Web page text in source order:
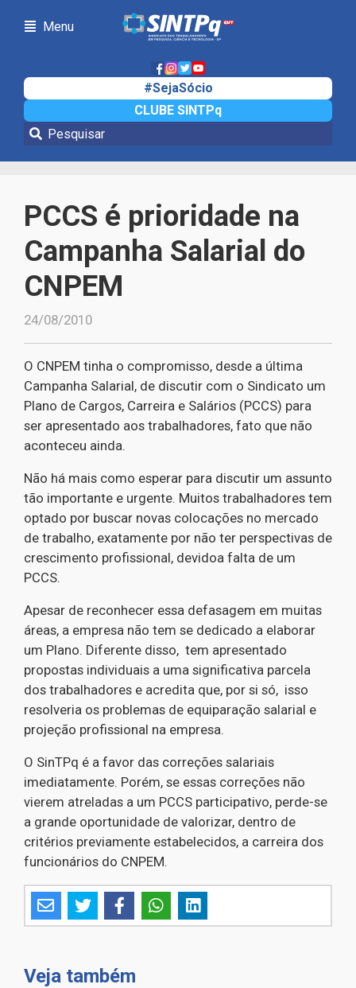
Menu
#SejaSócio
CLUBE SINTPq
Notícias
PCCS é prioridade na
Campanha Salarial do
CNPEM
24/08/2010
O CNPEM tinha o compromisso, desde a última
Campanha Salarial, de discutir com o Sindicato um
Plano de Cargos, Carreira e Salários (PCCS) para
ser apresentado aos trabalhadores, fato que não
aconteceu ainda.
Não há mais como esperar para discutir um assunto
tão importante e urgente. Muitos trabalhadores tem
optado por buscar novas colocações no mercado
de trabalho, exatamente por não ter perspectivas de
crescimento profissional, devidoa falta de um
PCCS.
Apesar de reconhecer essa defasagem em muitas
áreas, a empresa não tem se dedicado a elaborar
um Plano. Diferente disso, tem apresentado
propostas individuais a uma significativa parcela
dos trabalhadores e acredita que, por si só, isso
resolveria os problemas de equiparação salarial e
projeção profissional na empresa.
O SinTPq é a favor das correções salariais
imediatamente. Porém, se essas correções não
vierem atreladas a um PCCS participativo, perde-se
a grande oportunidade de valorizar, dentro de
critérios previamente estabelecidos, a carreira dos
funcionários do CNPEM.
Veja também